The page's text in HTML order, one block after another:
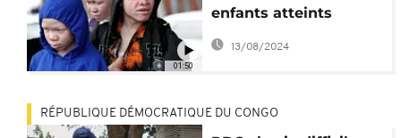
01:50
enfants atteints
d'albinisme vont se
faire soigner aux
13/08/2024
RÉPUBLIQUE DÉMOCRATIQUE DU CONGO